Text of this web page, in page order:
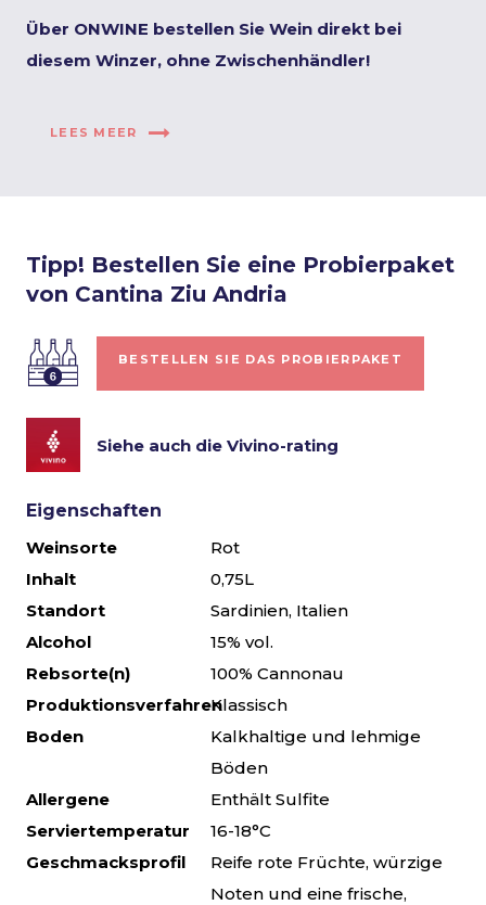
Über ONWINE bestellen Sie Wein direkt bei
diesem Winzer, ohne Zwischenhändler!
LEES MEER
Tipp! Bestellen Sie eine Probierpaket
von Cantina Ziu Andria
BESTELLEN SIE DAS PROBIERPAKET
Siehe auch die Vivino-rating
Eigenschaften
Weinsorte
Rot
Inhalt
0,75L
Standort
Sardinien, Italien
Alcohol
15% vol.
Rebsorte(n)
100% Cannonau
ProduktionsverfahrenKlassisch
Boden
Kalkhaltige und lehmige
Böden
Allergene
Enthält Sulfite
Serviertemperatur
16-18°C
Geschmacksprofil
Reife rote Früchte, würzige
Noten und eine frische,